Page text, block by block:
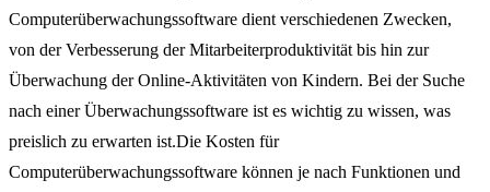
Computerüberwachungssoftware dient verschiedenen Zwecken,
von der Verbesserung der Mitarbeiterproduktivität bis hin zur
Überwachung der Online-Aktivitäten von Kindern. Bei der Suche
nach einer Überwachungssoftware ist es wichtig zu wissen, was
preislich zu erwarten ist.Die Kosten für
Computerüberwachungssoftware können je nach Funktionen und